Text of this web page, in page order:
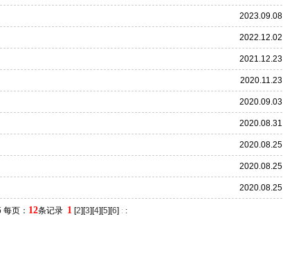
2023.09.08
2022.12.02
2021.12.23
2020.11.23
2020.09.03
2020.08.31
2020.08.25
2020.08.25
2020.08.25
每页： 12条记录 1[2][3][4][5][6] : :